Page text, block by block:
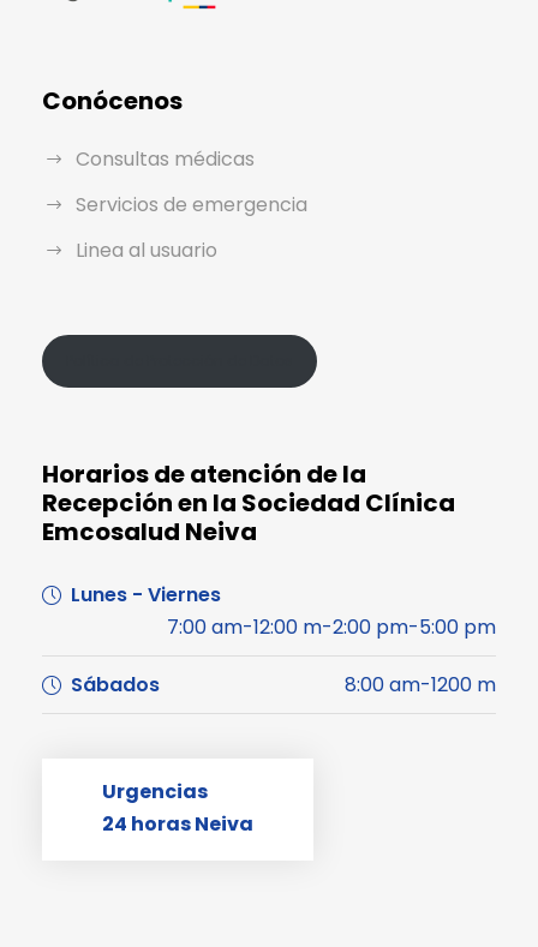
Conócenos
Consultas médicas
Servicios de emergencia
Linea al usuario
Horarios de atención de la
Recepción en la Sociedad Clínica
Emcosalud Neiva
Lunes - Viernes
7:00 am-12:00 m-2:00 pm-5:00 pm
Sábados 8:00 am-1200 m
Urgencias
24 horas Neiva